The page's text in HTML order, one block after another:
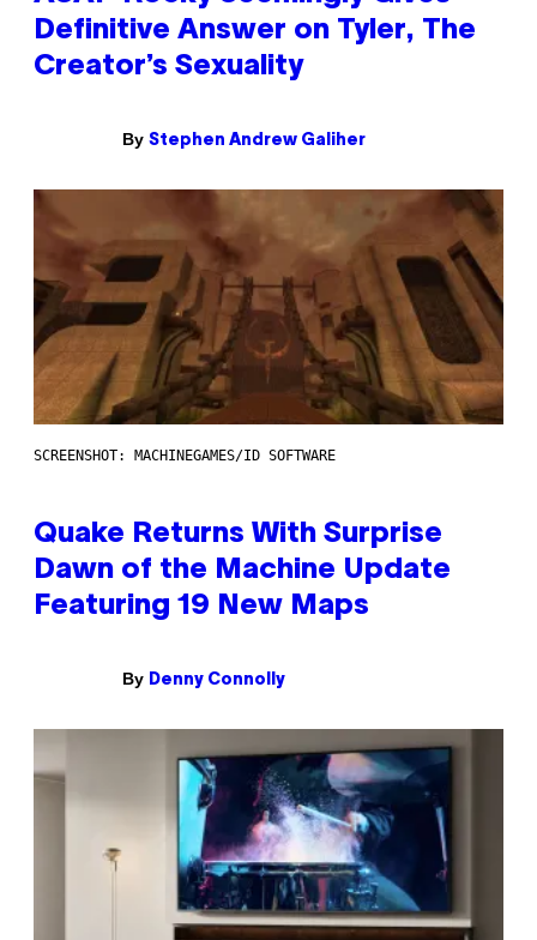
Definitive Answer on Tyler, The
Creator’s Sexuality
By Stephen Andrew Galiher
SCREENSHOT: MACHINEGAMES/ID SOFTWARE
Quake Returns With Surprise
Dawn of the Machine Update
Featuring 19 New Maps
By Denny Connolly